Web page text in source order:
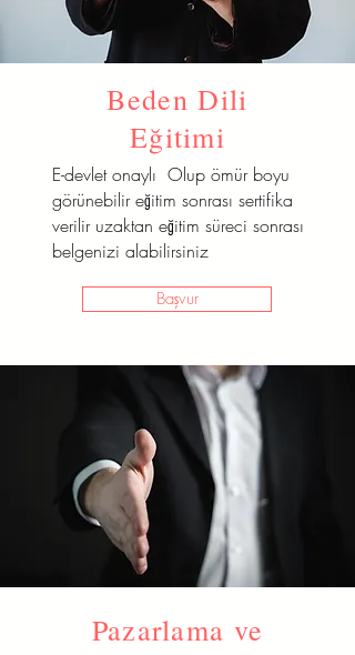
Beden Dili
Eğitimi
E-devlet onaylı Olup ömür boyu
görünebilir eğitim sonrası sertifika
verilir uzaktan eğitim süreci sonrası
belgenizi alabilirsiniz
Başvur
Pazarlama ve